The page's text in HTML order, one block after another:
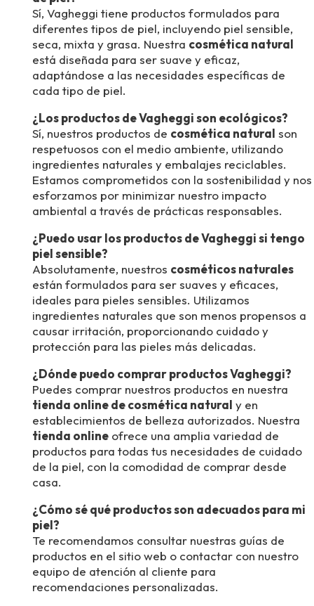
Sí, Vagheggi tiene productos formulados para
diferentes tipos de piel, incluyendo piel sensible,
seca, mixta y grasa. Nuestra cosmética natural
está diseñada para ser suave y eficaz,
adaptándose a las necesidades específicas de
cada tipo de piel.
¿Los productos de Vagheggi son ecológicos?
Sí, nuestros productos de cosmética natural son
respetuosos con el medio ambiente, utilizando
ingredientes naturales y embalajes reciclables.
Estamos comprometidos con la sostenibilidad y nos
esforzamos por minimizar nuestro impacto
ambiental a través de prácticas responsables.
¿Puedo usar los productos de Vagheggi si tengo
piel sensible?
Absolutamente, nuestros cosméticos naturales
están formulados para ser suaves y eficaces,
ideales para pieles sensibles. Utilizamos
ingredientes naturales que son menos propensos a
causar irritación, proporcionando cuidado y
protección para las pieles más delicadas.
¿Dónde puedo comprar productos Vagheggi?
Puedes comprar nuestros productos en nuestra
tienda online de cosmética natural y en
establecimientos de belleza autorizados. Nuestra
tienda online ofrece una amplia variedad de
productos para todas tus necesidades de cuidado
de la piel, con la comodidad de comprar desde
casa.
¿Cómo sé qué productos son adecuados para mi
piel?
Te recomendamos consultar nuestras guías de
productos en el sitio web o contactar con nuestro
equipo de atención al cliente para
recomendaciones personalizadas.